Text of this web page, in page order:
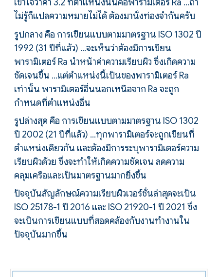
เข้าใจว่าค่า 3.2 ที่ตำแหน่งนั้นคือพารามิเตอร์ Ra ...ถ้า
ไม่รู้ก็แปลความหมายไม่ได้ ต้องมานั่งท่องจำกันครับ
รูปกลาง คือ การเขียนแบบตามมาตรฐาน ISO 1302 ปี
1992 (31 ปีที่แล้ว) ...จะเห็นว่าต้องมีการเขียน
พารามิเตอร์ Ra นำหน้าค่าความเรียบผิว ซึ่งเกิดความ
ชัดเจนขึ้น ...แต่ตำแหน่งนี้เป็นของพารามิเตอร์ Ra
เท่านั้น พารามิเตอร์อื่นนอกเหนือจาก Ra จะถูก
กำหนดที่ตำแหน่งอื่น
รูปล่างสุด คือ การเขียนแบบตามมาตรฐาน ISO 1302
ปี 2002 (21 ปีที่แล้ว) ...ทุกพารามิเตอร์จะถูกเขียนที่
ตำแหน่งเดียวกัน และต้องมีการระบุพารามิเตอร์ความ
เรียบผิวด้วย ซึ่งจะทำให้เกิดความชัดเจน ลดความ
คลุมเครือและเป็นมาตรฐานมากยิ่งขึ้น
ปัจจุบันสัญลักษณ์ความเรียบผิวเวอร์ชั่นล่าสุดจะเป็น
ISO 25178-1 ปี 2016 และ ISO 21920-1 ปี 2021 ซึ่ง
จะเป็นการเขียนแบบที่สอดคล้องกับงานทำงานใน
ปัจจุบันมากขึ้น